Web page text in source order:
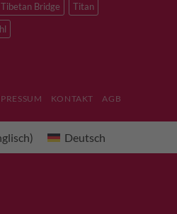
Tibetan Bridge
Titan
KONTAKT AGB
) Deutsch